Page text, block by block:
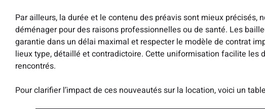
Par ailleurs, la durée et le contenu des préavis sont mieux
déménager pour des raisons professionnelles ou de santé. Les
garantie dans un délai maximal et respecter le modèle de contrat
lieux type, détaillé et contradictoire. Cette uniformisation facilite
rencontrés.
Pour clarifier l’impact de ces nouveautés sur la location, voici un